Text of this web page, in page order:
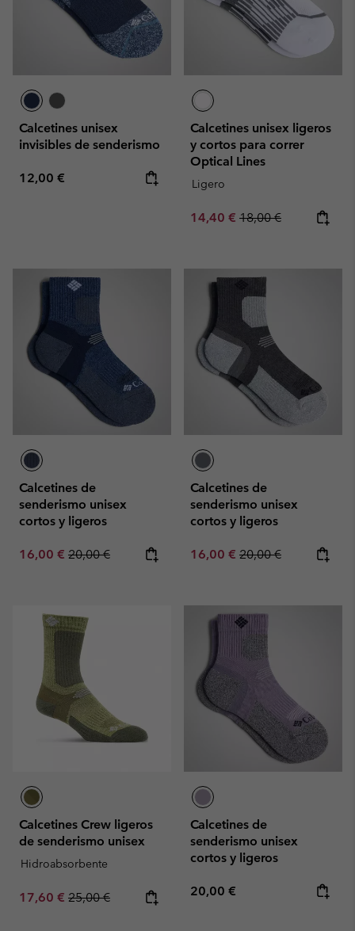
Calcetines unisex
invisibles de senderismo
Regular price:
12,00 €
Calcetines unisex ligeros
y cortos para correr
Optical Lines
Ligero
Sale price:
14,40 € Regular price:
18,00 €
Calcetines de
senderismo unisex
cortos y ligeros
Sale price:
16,00 € Regular price:
20,00 €
Calcetines de
senderismo unisex
cortos y ligeros
Sale price:
16,00 € Regular price:
20,00 €
Calcetines Crew ligeros
de senderismo unisex
Hidroabsorbente
Sale price:
17,60 € Regular price:
25,00 €
Calcetines de
senderismo unisex
cortos y ligeros
Regular price:
20,00 €